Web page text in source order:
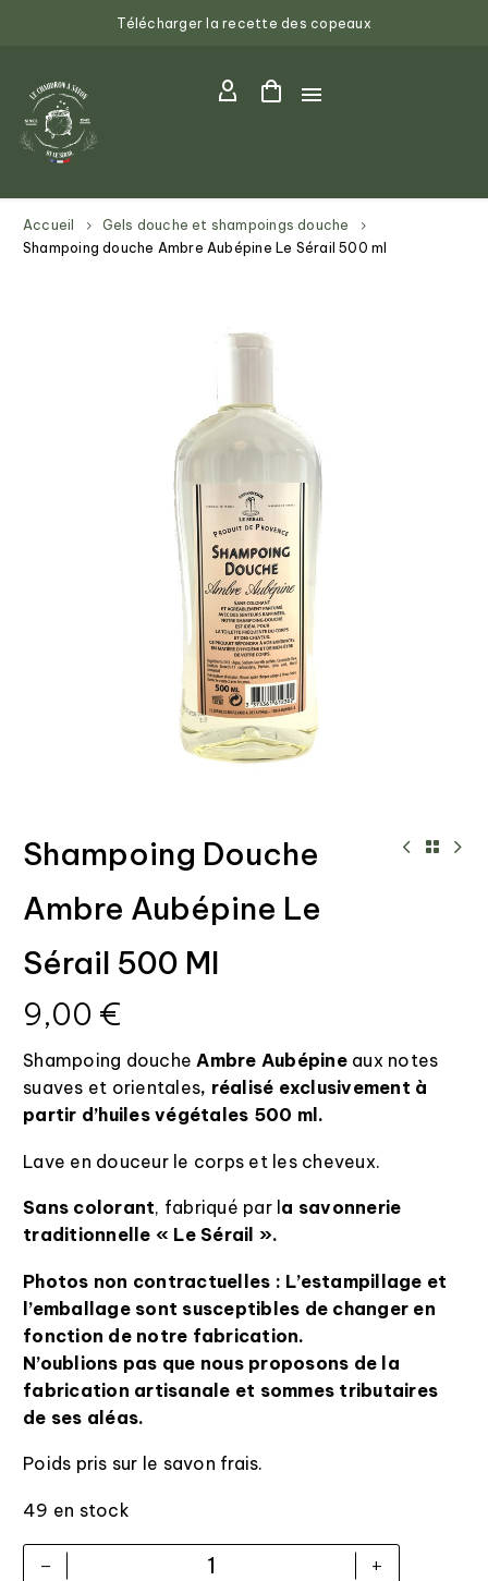
Télécharger la recette des copeaux
Accueil
Gels douche et shampoings douche
Shampoing douche Ambre Aubépine Le Sérail 500 ml
Shampoing Douche
Ambre Aubépine Le
Sérail 500 Ml
9,00 €
Shampoing doucheAmbre Aubépineaux notes
suaves et orientales, réalisé exclusivement à
partir d’huiles végétales 500 ml.
Lave en douceur le corps et les cheveux.
Sans colorant, fabriqué par l a savonnerie
traditionnelle « Le Sérail ».
Photos non contractuelles : L’estampillage et
l’emballage sont susceptibles de changer en
fonction de notre fabrication.
N’oublions pas que nous proposons de la
fabrication artisanale et sommes tributaires
de ses aléas.
Poids pris sur le savon frais.
49 en stock
- +